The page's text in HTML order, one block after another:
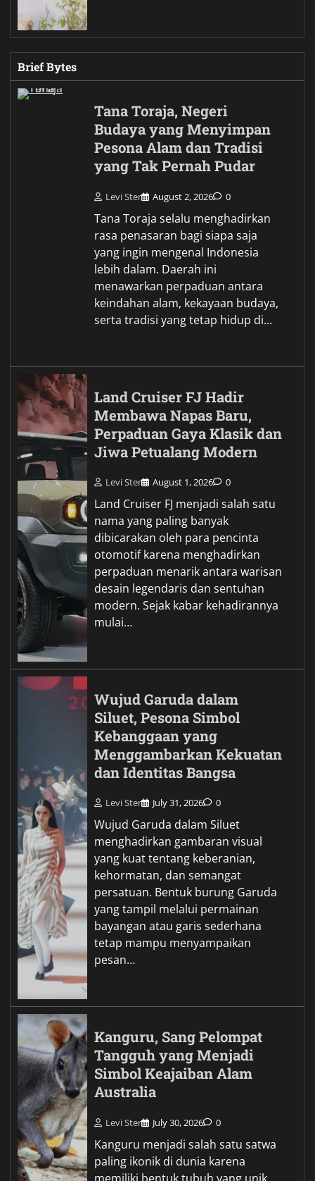
Brief Bytes
Tana Toraja, Negeri
Budaya yang Menyimpan
Pesona Alam dan Tradisi
yang Tak Pernah Pudar
Levi Ster August 2, 2026 0
Tana Toraja selalu menghadirkan
rasa penasaran bagi siapa saja
yang ingin mengenal Indonesia
lebih dalam. Daerah ini
menawarkan perpaduan antara
keindahan alam, kekayaan budaya,
serta tradisi yang tetap hidup di…
Land Cruiser FJ Hadir
Membawa Napas Baru,
Perpaduan Gaya Klasik dan
Jiwa Petualang Modern
Levi Ster August 1, 2026 0
Land Cruiser FJ menjadi salah satu
nama yang paling banyak
dibicarakan oleh para pencinta
otomotif karena menghadirkan
perpaduan menarik antara warisan
desain legendaris dan sentuhan
modern. Sejak kabar kehadirannya
mulai…
Wujud Garuda dalam
Siluet, Pesona Simbol
Kebanggaan yang
Menggambarkan Kekuatan
dan Identitas Bangsa
Levi Ster July 31, 2026 0
Wujud Garuda dalam Siluet
menghadirkan gambaran visual
yang kuat tentang keberanian,
kehormatan, dan semangat
persatuan. Bentuk burung Garuda
yang tampil melalui permainan
bayangan atau garis sederhana
tetap mampu menyampaikan
pesan…
Kanguru, Sang Pelompat
Tangguh yang Menjadi
Simbol Keajaiban Alam
Australia
Levi Ster July 30, 2026 0
Kanguru menjadi salah satu satwa
paling ikonik di dunia karena
memiliki bentuk tubuh yang unik,